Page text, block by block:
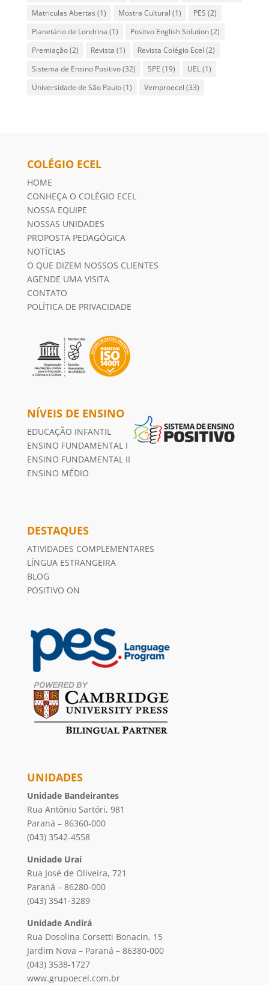
Matriculas Abertas (1) Mostra Cultural (1) PES (2)
Planetário de Londrina (1) Positvo English Solution(2)
Premiação(2) Revista (1) Revista Colégio Ecel (2)
Sistema de Ensino Positivo(32) SPE (19) UEL(1)
Universidade de São Paulo(1) Vemproecel (33)
COLÉGIO ECEL
HOME
CONHEÇA O COLÉGIO ECEL
NOSSA EQUIPE
NOSSAS UNIDADES
PROPOSTA PEDAGÓGICA
NOTÍCIAS
O QUE DIZEM NOSSOS CLIENTES
AGENDE UMA VISITA
CONTATO
POLÍTICA DE PRIVACIDADE
NÍVEIS DE ENSINO
EDUCAÇÃO INFANTIL
ENSINO FUNDAMENTAL I
ENSINO FUNDAMENTAL II
ENSINO MÉDIO
DESTAQUES
ATIVIDADES COMPLEMENTARES
LÍNGUA ESTRANGEIRA
BLOG
POSITIVO ON
UNIDADES
Unidade Bandeirantes
Rua Antônio Sartóri, 981
Paraná – 86360-000
(043) 3542-4558
Unidade Uraí
Rua José de Oliveira, 721
Paraná – 86280-000
(043) 3541-3289
Unidade Andirá
Rua Dosolina Corsetti Bonacin, 15
Jardim Nova – Paraná – 86380-000
(043) 3538-1727
www.grupoecel.com.br